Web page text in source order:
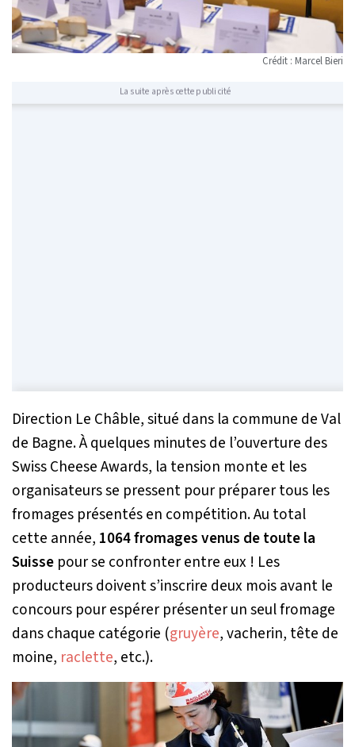
Crédit : Marcel Bieri
La suite après cette publicité
Direction Le Châble, situé dans la commune de Val
de Bagne. À quelques minutes de l’ouverture des
Swiss Cheese Awards, la tension monte et les
organisateurs se pressent pour préparer tous les
fromages présentés en compétition. Au total
cette année, 1064 fromages venus de toute la
Suisse pour se confronter entre eux ! Les
producteurs doivent s’inscrire deux mois avant le
concours pour espérer présenter un seul fromage
dans chaque catégorie (gruyère, vacherin, tête de
moine, raclette, etc.).